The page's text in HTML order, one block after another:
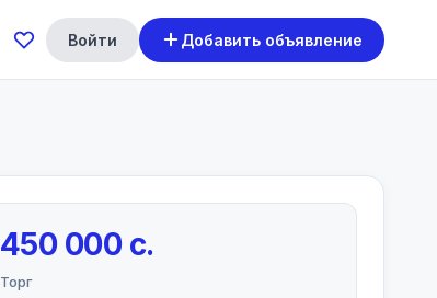
Войти Добавить объявление
450 000 с.
Торг